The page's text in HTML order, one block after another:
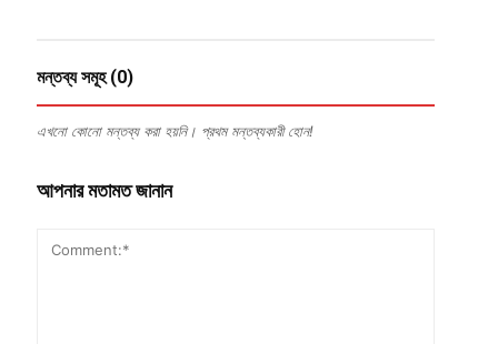
মন্তব্য সমূহ (0)
এখনো কোনো মন্তব্য করা হয়নি। প্রথম মন্তব্যকারী হোন!
আপনার মতামত জানান